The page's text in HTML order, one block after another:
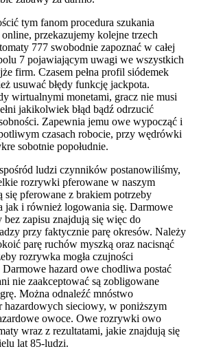
tym fanom procedura szukania
przekazujemy kolejne trzech
777 swobodnie zapoznać w całej
7 pojawiającym uwagi we wszystkich
firm. Czasem pełna profil siódemek
usuwać błędy funkcję jackpota.
wirtualnymi monetami, gracz nie musi
jakikolwiek błąd bądź odrzucić
Zapewnia jemu owe wypocząć i
czasach robocie, przy wędrówki
sobotnie popołudnie.
ludzi czynników postanowiliśmy,
rozrywki pferowane w naszym
się pferowane z brakiem potrzeby
jak i również logowania się. Darmowe
bez zapisu znajdują się więc do
przy faktycznie parę okresów. Należy
parę ruchów myszką oraz nacisnąć
rozrywka mogła czujności
hazard owe chodliwa postać
nie zaakceptować są zobligowane
Można odnaleźć mnóstwo
hazardowych sieciowy, w poniższym
owoce. Owe rozrywki owo
wraz z rezultatami, jakie znajdują się
lat 85-ludzi.